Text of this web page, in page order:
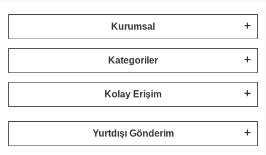
Kurumsal
Kategoriler
Kolay Erişim
Yurtdışı Gönderim